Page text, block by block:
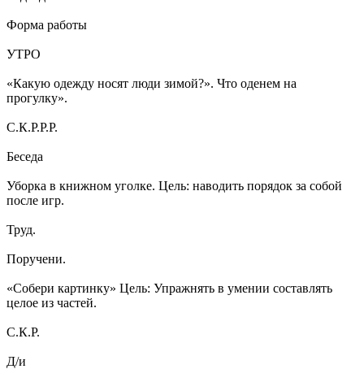
Форма работы
УТРО
«Какую одежду носят люди зимой?». Что оденем на
прогулку».
С.К.Р.Р.Р.
Беседа
Уборка в книжном уголке. Цель: наводить порядок за собой
после игр.
Труд.
Поручени.
«Собери картинку» Цель: Упражнять в умении составлять
целое из частей.
С.К.Р.
Д/и